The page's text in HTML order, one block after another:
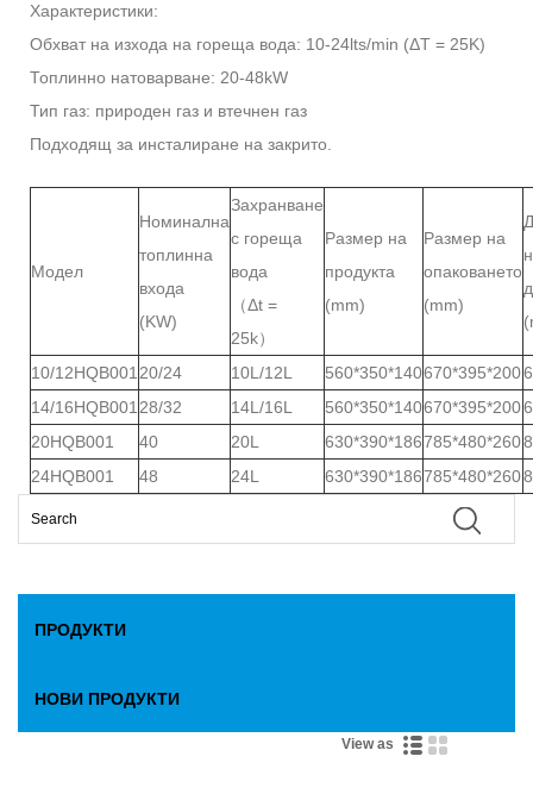
Характеристики:
Обхват на изхода на гореща вода: 10-24lts/min (ΔT = 25K)
Топлинно натоварване: 20-48kW
Тип газ: природен газ и втечнен газ
Подходящ за инсталиране на закрито.
Модел
Номинална
топлинна
входа
(KW)
Захранване
с гореща
вода
（Δt =
25k）
Размер на
продукта
(mm)
Размер на
опаковането
(mm)
10/12HQB001 20/24 10L/12L 560*350*140670*395*200
14/16HQB001 28/32 14L/16L 560*350*140670*395*200
20HQB001
40 20L 630*390*186785*480*260
24HQB001
48 24L 630*390*186785*480*260
ПРОДУКТИ
НОВИ ПРОДУКТИ
View as